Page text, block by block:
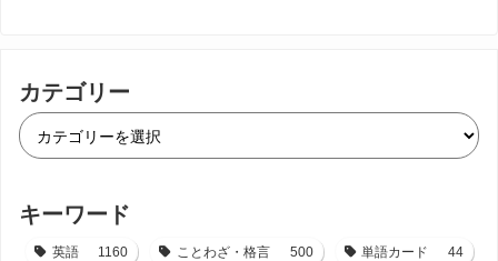
カテゴリー
キーワード
英語 1160 ことわざ・格言 500 単語カード 44